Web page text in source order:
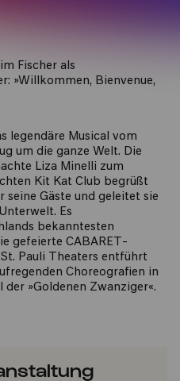
Fischer als
»Willkommen, Bienvenue,
legendäre Musical vom
um die ganze Welt. Die
Liza Minelli zum
Kit Kat Club begrüßt
seine Gäste und geleitet sie
Es
bekanntesten
gefeierte CABARET-
Pauli Theaters entführt
Choreografien in
»Goldenen Zwanziger«.